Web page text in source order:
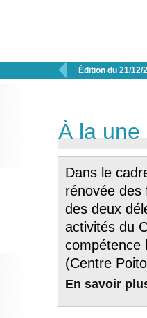
 Édition du 21/12/
À la une
Dans le
rénovée des
des deux
activités du
compétence
(Centre
En savoir